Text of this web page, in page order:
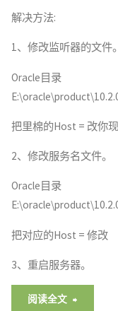
the
解决方法:
1、修改监听器的文件。
Oracle目录
把里棉的Host = 改你
2、修改服务名文件。
Oracle目录
把对应的Host = 修改
3、重启服务器。
阅读全文